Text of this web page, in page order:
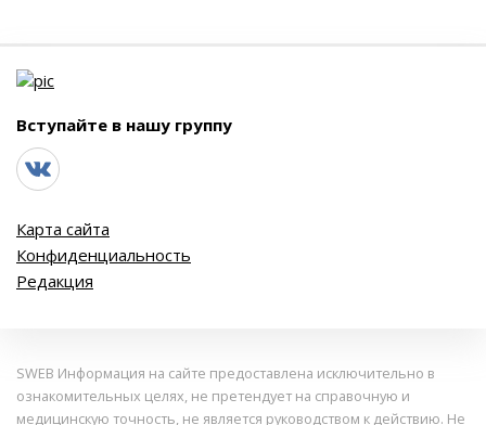
Вступайте в нашу группу
Карта сайта
Конфиденциальность
Редакция
SWEB Информация на сайте предоставлена исключительно в
ознакомительных целях, не претендует на справочную и
медицинскую точность, не является руководством к действию. Не